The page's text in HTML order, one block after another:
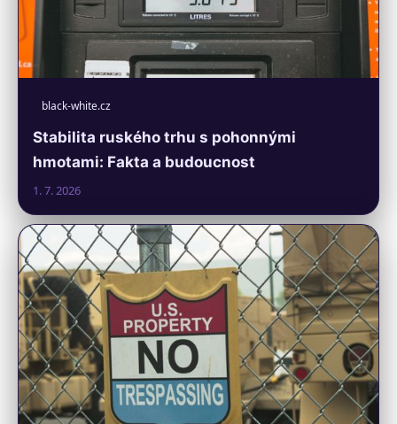
black-white.cz
Stabilita ruského trhu s pohonnými
hmotami: Fakta a budoucnost
1. 7. 2026